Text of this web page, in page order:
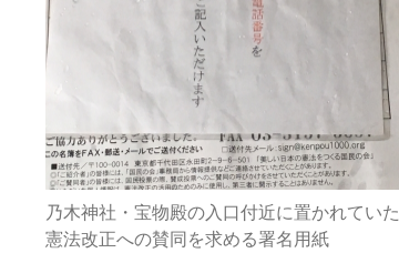
乃木神社・宝物殿の入口付近に置かれていた
憲法改正への賛同を求める署名用紙